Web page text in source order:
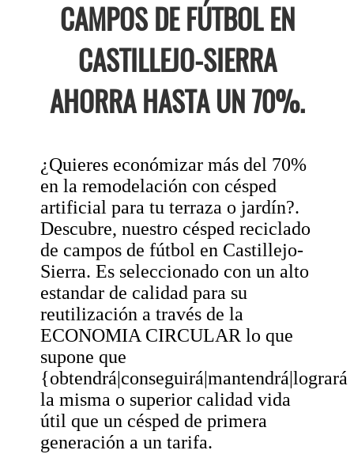
CAMPOS DE FÚTBOL EN
CASTILLEJO-SIERRA
AHORRA HASTA UN 70%.
¿Quieres económizar más del 70%
en la remodelación con césped
artificial para tu terraza o jardín?.
Descubre, nuestro césped reciclado
de campos de fútbol en Castillejo-
Sierra. Es seleccionado con un alto
estandar de calidad para su
reutilización a través de la
ECONOMIA CIRCULAR lo que
supone que
{obtendrá|conseguirá|mantendrá|logrará
la misma o superior calidad vida
útil que un césped de primera
generación a un tarifa.